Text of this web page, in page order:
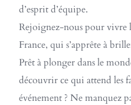
d’esprit d’équipe.
Rejoignez-nous pour vivre
France, qui s’apprête à
Prêt à plonger dans le
découvrir ce qui attend les
événement ? Ne manquez